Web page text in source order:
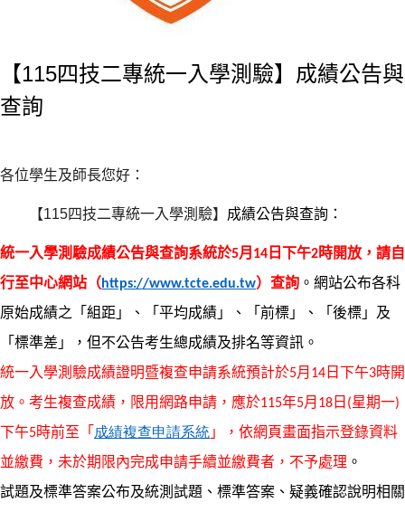
【115四技二專統一入學測驗】成績公告與
查詢
各位學生及師長您好：
【115四技二專統一入學測驗】 成績公告與查詢：
統一入學測驗成績公告與查詢系統於5月 14 日下午2時開放，請自
行至中心網站（ https://www.tcte.edu.tw）查詢 。網站公布各科
原始成績之「組距」、「平均成績」、「前標」、「後標」及
「標準差」，但不公告考生總成績及排名等資訊。
統一入學測驗成績證明暨複查申請系統預計於5月 14 日下午3時開
放。考生複查成績，限用網路申請，應於115年5月 18 日 (星期一)
下午5時前至「 成績複查申請系統 」，依網頁畫面指示登錄資料
並繳費，未於期限內完成申請手續並繳費者，不予處理 。
試題及標準答案公布及統測試題、標準答案、疑義確認說明相關